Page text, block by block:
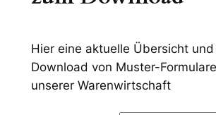
Hier eine aktuelle Übersicht
Download von Muster-
unserer Warenwirtschaft